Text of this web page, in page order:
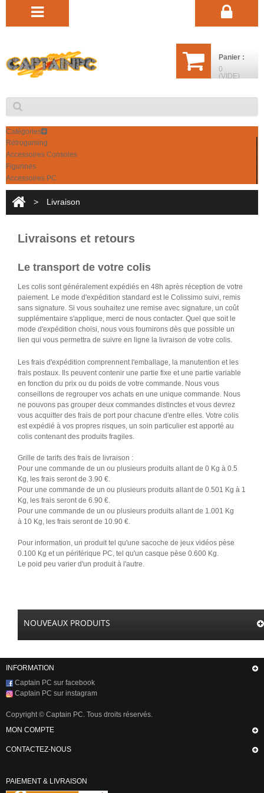
Panier :
0
(VIDE)
Catégories
Rétrogaming
Accessoires Consoles
Figurines
Accessoires PC
> Livraison
Livraisons et retours
Le transport de votre colis
Les colis sont généralement expédiés en 48h après réception de votre
paiement. Le mode d'expédition standard est le Colissimo suivi, remis
sans signature. Si vous souhaitez une remise avec signature, un coût
supplémentaire s'applique, merci de nous contacter. Quel que soit le
mode d'expédition choisi, nous vous fournirons dès que possible un
lien qui vous permettra de suivre en ligne la livraison de votre colis.
Les frais d'expédition comprennent l'emballage, la manutention et les
frais postaux. Ils peuvent contenir une partie fixe et une partie variable
en fonction du prix ou du poids de votre commande. Nous vous
conseillons de regrouper vos achats en une unique commande. Nous
ne pouvons pas grouper deux commandes distinctes et vous devrez
vous acquitter des frais de port pour chacune d'entre elles. Votre colis
est expédié à vos propres risques, un soin particulier est apporté au
colis contenant des produits fragiles.
Grille de tarifs des frais de livraison :
Pour une commande de un ou plusieurs produits allant de 0 Kg à 0.5
Kg, les frais seront de 3.90 €.
Pour une commande de un ou plusieurs produits allant de 0.501 Kg à 1
Kg, les frais seront de 6.90 €.
Pour une commande de un ou plusieurs produits allant de 1.001 Kg
à 10 Kg, les frais seront de 10.90 €.
Pour information, un produit tel qu'une sacoche de jeux vidéos pèse
0.100 Kg et un périférique PC, tel qu'un casque pèse 0.600 Kg.
Le poid peu varier d'un produit à l'autre.
NOUVEAUX PRODUITS
INFORMATION
Captain PC sur facebook
Captain PC sur instagram
Copyright © Captain PC. Tous droits réservés.
MON COMPTE
CONTACTEZ-NOUS
PAIEMENT & LIVRAISON